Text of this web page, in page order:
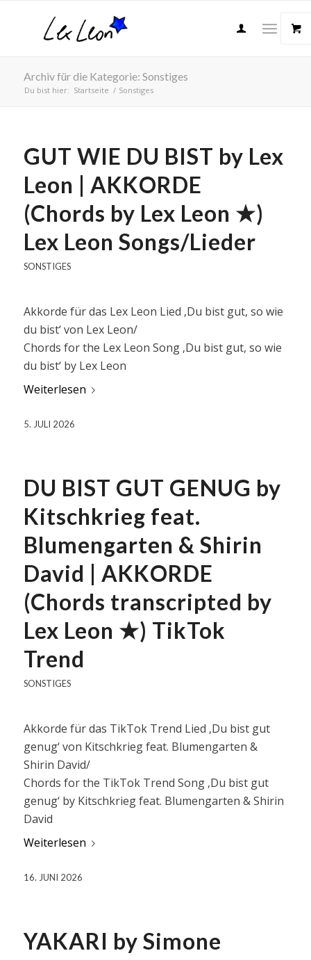
Archiv für die Kategorie: Sonstiges
Du bist hier: Startseite / Sonstiges
GUT WIE DU BIST by Lex
Leon | AKKORDE
(Chords by Lex Leon ★)
Lex Leon Songs/Lieder
SONSTIGES
Akkorde für das Lex Leon Lied ‚Du bist gut, so wie
du bist‘ von Lex Leon/
Chords for the Lex Leon Song ‚Du bist gut, so wie
du bist‘ by Lex Leon
Weiterlesen
5. JULI 2026
DU BIST GUT GENUG by
Kitschkrieg feat.
Blumengarten & Shirin
David | AKKORDE
(Chords transcripted by
Lex Leon ★) TikTok
Trend
SONSTIGES
Akkorde für das TikTok Trend Lied ‚Du bist gut
genug‘ von Kitschkrieg feat. Blumengarten &
Shirin David/
Chords for the TikTok Trend Song ‚Du bist gut
genug‘ by Kitschkrieg feat. Blumengarten & Shirin
David
Weiterlesen
16. JUNI 2026
YAKARI by Simone